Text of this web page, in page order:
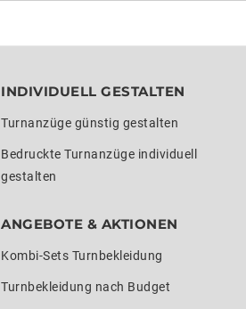
INDIVIDUELL GESTALTEN
Turnanzüge günstig gestalten
Bedruckte Turnanzüge individuell
gestalten
ANGEBOTE & AKTIONEN
Kombi-Sets Turnbekleidung
Turnbekleidung nach Budget